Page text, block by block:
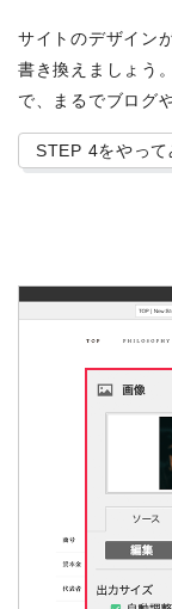
サイトのデザイン
書き換えましょう
で、まるでブログ
STEP 4をやって